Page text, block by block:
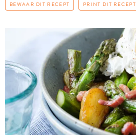
BEWAAR DIT RECEPT PRINT DIT RECEPT